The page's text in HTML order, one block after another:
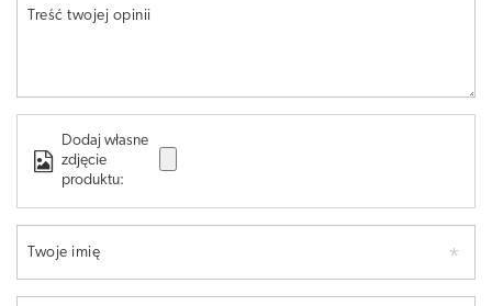
Treść twojej opinii
Dodaj własne
zdjęcie
produktu:
Twoje imię